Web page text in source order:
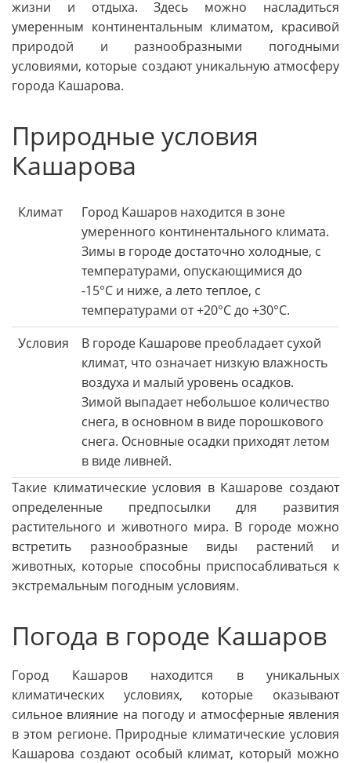
жизни и отдыха. Здесь можно насладиться
умеренным континентальным климатом, красивой
природой и разнообразными погодными
условиями, которые создают уникальную атмосферу
города Кашарова.
Природные условия
Кашарова
Климат
Город Кашаров находится в зоне
умеренного континентального климата.
Зимы в городе достаточно холодные, с
температурами, опускающимися до
-15°C и ниже, а лето теплое, с
температурами от +20°C до +30°C.
Условия
В городе Кашарове преобладает сухой
климат, что означает низкую влажность
воздуха и малый уровень осадков.
Зимой выпадает небольшое количество
снега, в основном в виде порошкового
снега. Основные осадки приходят летом
в виде ливней.
Такие климатические условия в Кашарове создают
определенные предпосылки для развития
растительного и животного мира. В городе можно
встретить разнообразные виды растений и
животных, которые способны приспосабливаться к
экстремальным погодным условиям.
Погода в городе Кашаров
Город Кашаров находится в уникальных
климатических условиях, которые оказывают
сильное влияние на погоду и атмосферные явления
в этом регионе. Природные климатические условия
Кашарова создают особый климат, который можно